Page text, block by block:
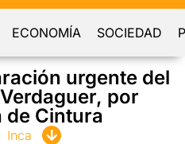
ECONOMÍA SOCIEDAD
urgente del
por
de Cintura
Inca